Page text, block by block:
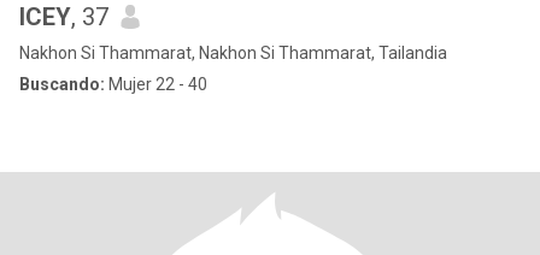
ICEY, 37
Nakhon Si Thammarat, Nakhon Si Thammarat, Tailandia
Buscando: Mujer 22 - 40